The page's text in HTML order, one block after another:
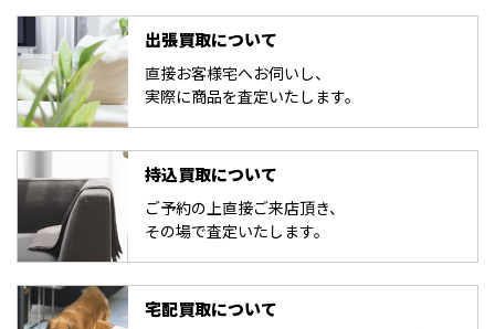
出張買取について
直接お客様宅へお伺いし、
実際に商品を査定いたします。
持込買取について
ご予約の上直接ご来店頂き、
その場で査定いたします。
宅配買取について